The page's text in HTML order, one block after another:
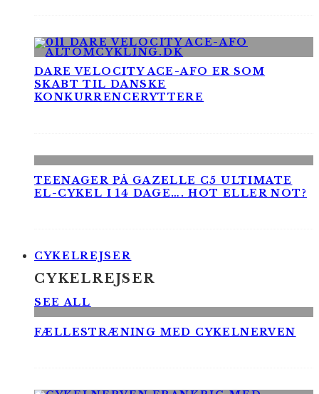
DARE VELOCITY ACE-AFO ER SOM
SKABT TIL DANSKE
KONKURRENCERYTTERE
TEENAGER PÅ GAZELLE C5 ULTIMATE
EL-CYKEL I 14 DAGE…. HOT ELLER NOT?
CYKELREJSER
CYKELREJSER
SEE ALL
FÆLLESTRÆNING MED CYKELNERVEN